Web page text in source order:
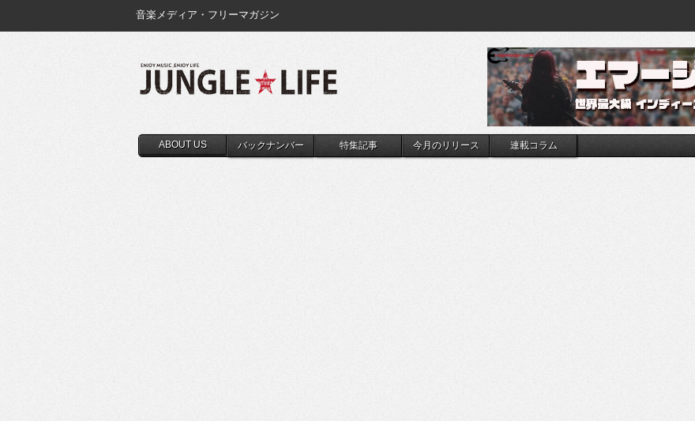
音楽メディア・フリーマガジン
ABOUT US バックナンバー 特集記事 今月のリリース 連載コラム